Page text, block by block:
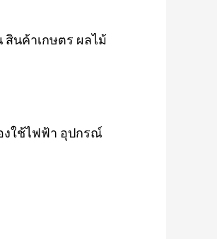
นค้าเกษตร ผลไม้
งใช้ไฟฟ้า อุปกรณ์